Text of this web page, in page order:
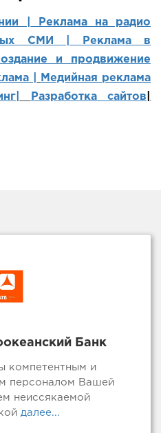
|
Реклама на радио
СМИ |
Реклама в
и продвижение
|
Медийная реклама
Разработка сайтов
Банк
компетентным и
персоналом Вашей
неиссякаемой
далее...